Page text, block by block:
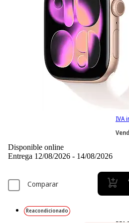
-8%
IVA
Disponible online
Entrega 12/08/2026 - 14/08/2026
Comparar
Reacondicionado